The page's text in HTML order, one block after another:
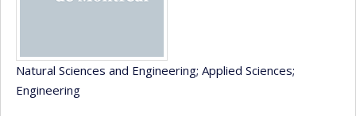
Natural Sciences and Engineering; Applied Sciences;
Engineering